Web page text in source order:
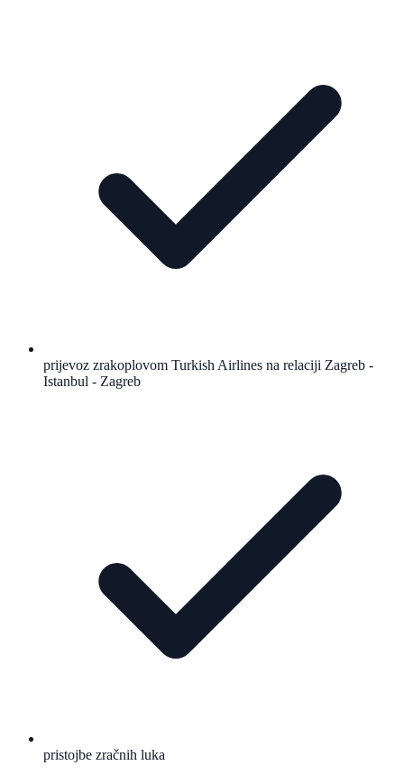
prijevoz zrakoplovom Turkish Airlines na relaciji Zagreb -
Istanbul - Zagreb
pristojbe zračnih luka